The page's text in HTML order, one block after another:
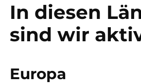
In diesen
sind wir
Europa